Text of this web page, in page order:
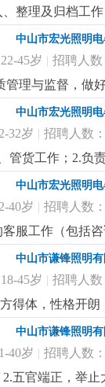
线下新客的开
心态积极；向
增长阶段，发
整理及归档工
料及商照补料
报废单交至财务
每月10号成品
要求：1.中专
软件，具备基
，有较强的责
未完成需要加班
中山市宏光照明
45岁 | 招聘人数
管理与监督，做
意度；4、终端
练的运用质检
详细...
中山市宏光照明
32岁 | 招聘人数
管货工作；2.负
敏感；2.服从
更详细...
中山市宏光照明
40岁 | 招聘人数
服工作（包括
3.负责客户退
历，女性，22-
，抗压能力强
。上班时间上午
中山市谦锋照明
45岁 | 招聘人数
得体，性格开
上，口齿伶俐
业务员的机会
中山市谦锋照明
40岁 | 招聘人数
五官端正，举